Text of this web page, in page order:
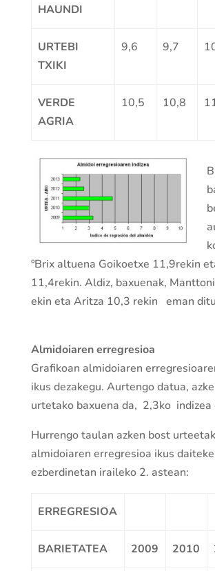
HAUNDI
URTEBI
TXIKI
9,6 9,7
VERDE
AGRIA
10,5 10,8
ºBrix altuena Goikoetxe 11,9rekin
11,4rekin. Aldiz, baxuenak,
ekin eta Aritza 10,3 rekin eman
Almidoiaren erregresioa
Grafikoan almidoiaren
ikus dezakegu. Aurtengo datua,
urtetako baxuena da, 2,3ko indizea
Hurrengo taulan azken bost
almidoiaren erregresioa ikus
ezberdinetan iraileko 2. astean:
ERREGRESIOA
BARIETATEA 2009 2010